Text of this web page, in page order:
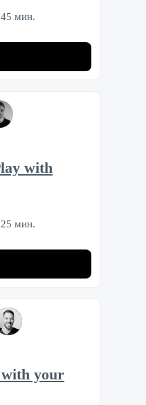
мин.
with
мин.
with your